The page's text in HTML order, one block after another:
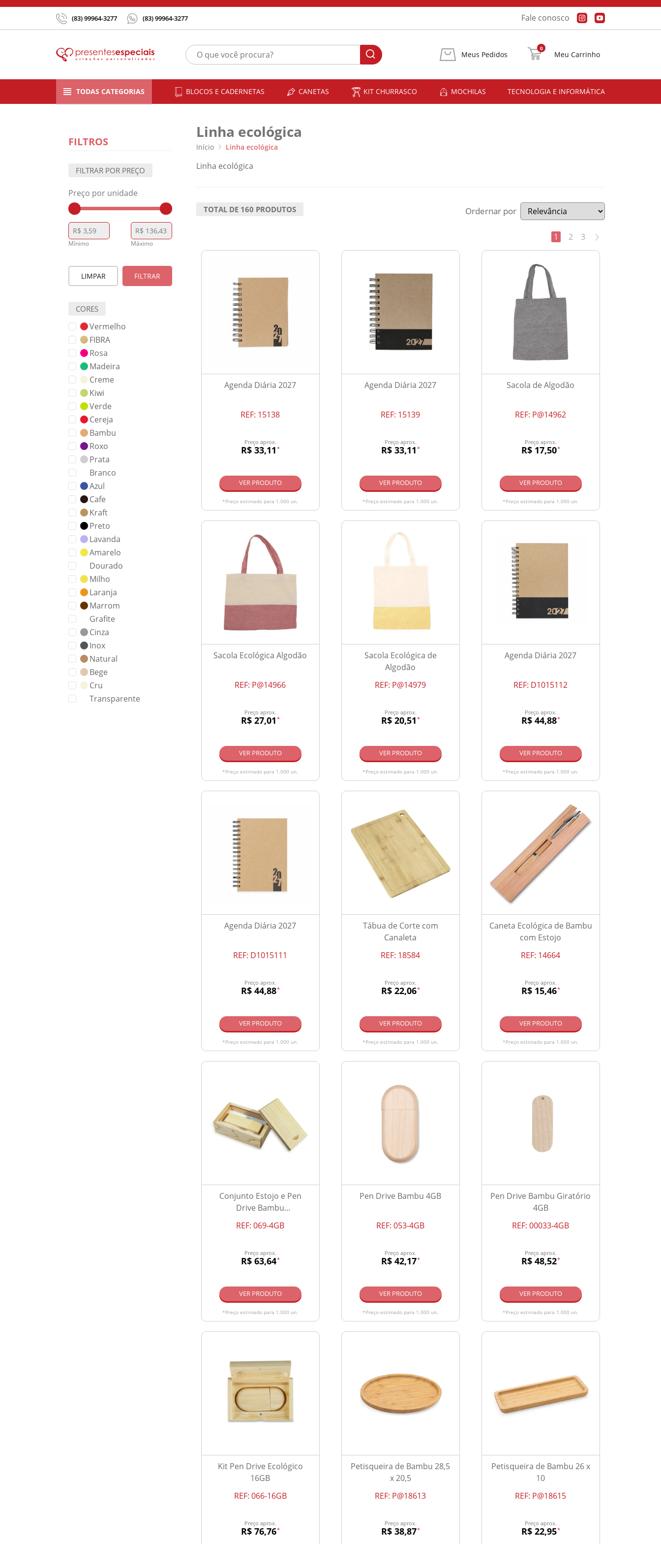
(83) 99964-3277 (83) 99964-3277 Fale conosco
Meus Pedidos
0
Meu Carrinho
TODAS CATEGORIAS BLOCOS E CADERNETAS CANETAS KIT CHURRASCO MOCHILAS TECNOLOGIA E INFORMÁTICA
FILTROS
FILTRAR POR PREÇO
Preço por unidade
Mínimo Máximo
LIMPAR FILTRAR
CORES
Vermelho
FIBRA
Rosa
Madeira
Creme
Kiwi
Verde
Cereja
Bambu
Roxo
Prata
Branco
Azul
Cafe
Kraft
Preto
Lavanda
Amarelo
Dourado
Milho
Laranja
Marrom
Grafite
Cinza
Inox
Natural
Bege
Cru
Transparente
Linha ecológica
Início Linha ecológica
Linha ecológica
TOTAL DE 160 PRODUTOS Ordernar por
1 2 3
Agenda Diária 2027
REF: 15138
Preço aprox.
R$ 33,11 *
VER PRODUTO
*Preço estimado para 1.000 un.
Agenda Diária 2027
REF: 15139
Preço aprox.
R$ 33,11 *
VER PRODUTO
*Preço estimado para 1.000 un.
Sacola de Algodão
REF: P@14962
Preço aprox.
R$ 17,50*
VER PRODUTO
*Preço estimado para 1.000 un.
Sacola Ecológica Algodão
REF: P@14966
Preço aprox.
R$ 27,01 *
VER PRODUTO
*Preço estimado para 1.000 un.
Sacola Ecológica de
Algodão
REF: P@14979
Preço aprox.
R$ 20,51 *
VER PRODUTO
*Preço estimado para 1.000 un.
Agenda Diária 2027
REF: D1015112
Preço aprox.
R$ 44,88*
VER PRODUTO
*Preço estimado para 1.000 un.
Agenda Diária 2027
REF: D1015111
Preço aprox.
R$ 44,88*
VER PRODUTO
*Preço estimado para 1.000 un.
Tábua de Corte com
Canaleta
REF: 18584
Preço aprox.
R$ 22,06*
VER PRODUTO
*Preço estimado para 1.000 un.
Caneta Ecológica de Bambu
com Estojo
REF: 14664
Preço aprox.
R$ 15,46*
VER PRODUTO
*Preço estimado para 1.000 un.
Conjunto Estojo e Pen
Drive Bambu
REF:069-4GB
Preço aprox.
R$ 63,64*
VER PRODUTO
*Preço estimado para 1.000 un.
Pen Drive Bambu 4GB
REF:053-4GB
Preço aprox.
R$ 42,17*
VER PRODUTO
*Preço estimado para 1.000 un.
Pen Drive Bambu Giratório
4GB
REF:00033-4GB
Preço aprox.
R$ 48,52*
VER PRODUTO
*Preço estimado para 1.000 un.
Kit Pen Drive Ecológico
16GB
REF: 066-16GB
Preço aprox.
R$ 76,76*
Petisqueira de Bambu 28,5
x 20,5
REF: P@18613
Preço aprox.
R$ 38,87*
Petisqueira de Bambu 26 x
10
REF: P@18615
Preço aprox.
R$ 22,95*